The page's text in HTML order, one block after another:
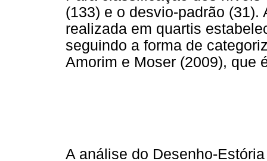
(133) e o desvio-padrão
realizada em quartis
seguindo a forma de
Amorim e Moser (2009), que
A análise do Desenho-